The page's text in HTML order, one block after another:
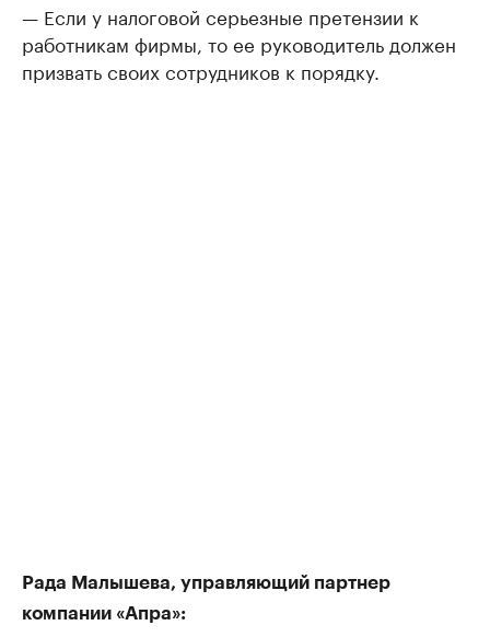
— Если у налоговой серьезные претензии к
работникам фирмы, то ее руководитель должен
призвать своих сотрудников к порядку.
Рада Малышева, управляющий партнер
компании «Апра»: